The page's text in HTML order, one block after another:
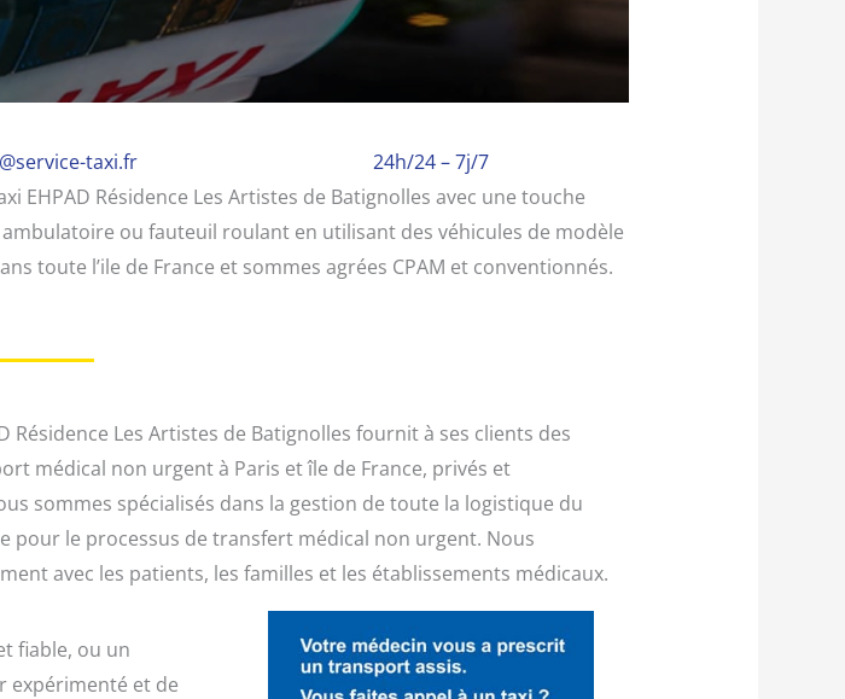
taxi.fr
24h/24 – 7j/7
Résidence Les Artistes de Batignolles avec une touche
ou fauteuil roulant en utilisant des véhicules de modèle
toute l’ile de France et sommes agrées CPAM et conventionnés.
Résidence Les Artistes de Batignolles fournit à ses clients des
médical non urgent à Paris et île de France, privés et
sommes spécialisés dans la gestion de toute la logistique du
pour le processus de transfert médical non urgent. Nous
avec les patients, les familles et les établissements médicaux.
fiable, ou un
expérimenté et de